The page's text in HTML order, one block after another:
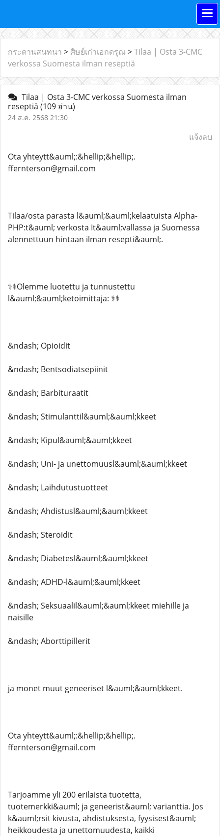
กระดานสนทนา > ศิษย์เก่าเอกดรุณ >Tilaa | Osta 3-CMC
verkossa Suomesta ilman reseptiä
Tilaa | Osta 3-CMC verkossa Suomesta ilman
reseptiä (109 อ่าน)
24 ส.ค. 2568 21:30
แจ้งลบ
Ota yhteytt&auml;:&hellip;&hellip;.
ffernterson@gmail.com
Tilaa/osta parasta l&auml;&auml;kelaatuista Alpha-
PHP:t&auml; verkosta It&auml;vallassa ja Suomessa
alennettuun hintaan ilman resepti&auml;.
⚕️⚕️Olemme luotettu ja tunnustettu
l&auml;&auml;ketoimittaja: ⚕️⚕️
&ndash; Opioidit
&ndash; Bentsodiatsepiinit
&ndash; Barbituraatit
&ndash; Stimulanttil&auml;&auml;kkeet
&ndash; Kipul&auml;&auml;kkeet
&ndash; Uni- ja unettomuusl&auml;&auml;kkeet
&ndash; Laihdutustuotteet
&ndash; Ahdistusl&auml;&auml;kkeet
&ndash; Steroidit
&ndash; Diabetesl&auml;&auml;kkeet
&ndash; ADHD-l&auml;&auml;kkeet
&ndash; Seksuaalil&auml;&auml;kkeet miehille ja
naisille
&ndash; Aborttipillerit
ja monet muut geneeriset l&auml;&auml;kkeet.
Ota yhteytt&auml;:&hellip;&hellip;.
ffernterson@gmail.com
Tarjoamme yli 200 erilaista tuotetta,
tuotemerkki&auml; ja geneerist&auml; varianttia. Jos
k&auml;rsit kivusta, ahdistuksesta, fyysisest&auml;
heikkoudesta ja unettomuudesta, kaikki